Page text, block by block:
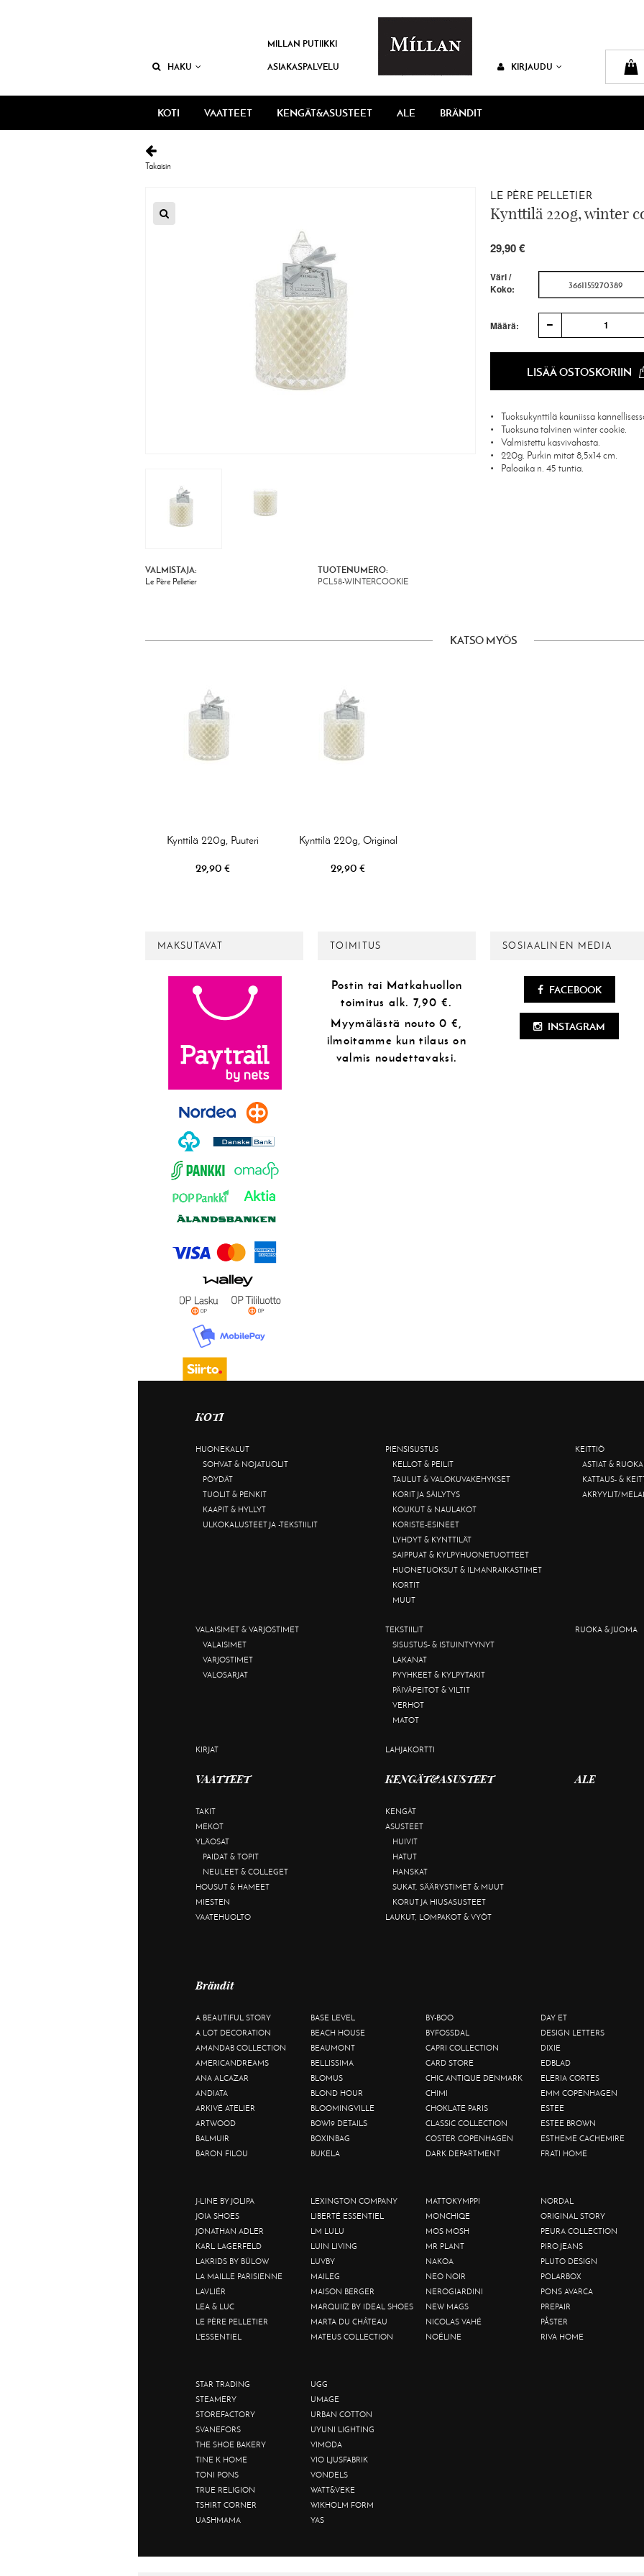
HAKU
MILLAN PUTIIKKI
ASIAKASPALVELU KIRJAUDU
KOTI VAATTEET KENGÄT&ASUSTEET ALE BRÄNDIT
Takaisin
LE PÈRE PELLETIER
Kynttilä 220g, winter
29,90 €
Väri /
Koko:
3661155270389
Määrä: 1
LISÄÄ OSTOSKORIIN
Tuoksukynttilä kauniissa
Tuoksuna talvinen winter cookie.
Valmistettu kasvivahasta.
220g. Purkin mitat 8,5x14 cm.
Paloaika n. 45 tuntia.
VALMISTAJA:
Le Père Pelletier
TUOTENUMERO:
PCL58-WINTERCOOKIE
KATSO MYÖS
Kynttilä 220g, Puuteri
29,90 €
Kynttilä 220g, Original
29,90 €
MAKSUTAVAT TOIMITUS
Postin tai Matkahuollon
toimitus alk. 7,90 €.
Myymälästä nouto 0 €,
ilmoitamme kun tilaus on
valmis noudettavaksi.
SOSIAALINEN MEDIA
FACEBOOK
INSTAGRAM
KOTI
HUONEKALUT
SOHVAT & NOJATUOLIT
PÖYDÄT
TUOLIT & PENKIT
KAAPIT & HYLLYT
ULKOKALUSTEET JA -TEKSTIILIT
PIENSISUSTUS
KELLOT & PEILIT
TAULUT & VALOKUVAKEHYKSET
KORIT JA SÄILYTYS
KOUKUT & NAULAKOT
KORISTE-ESINEET
LYHDYT & KYNTTILÄT
SAIPPUAT & KYLPYHUONETUOTTEET
HUONETUOKSUT & ILMANRAIKASTIMET
KORTIT
MUUT
KEITTIÖ
ASTIAT &
KATTAUS- &
AKRYYLIT/
VALAISIMET & VARJOSTIMET
VALAISIMET
VARJOSTIMET
VALOSARJAT
TEKSTIILIT
SISUSTUS- & ISTUINTYYNYT
LAKANAT
PYYHKEET & KYLPYTAKIT
PÄIVÄPEITOT & VILTIT
VERHOT
MATOT
RUOKA & JUOMA
KIRJAT LAHJAKORTTI
VAATTEET
TAKIT
MEKOT
YLÄOSAT
PAIDAT & TOPIT
NEULEET & COLLEGET
HOUSUT & HAMEET
MIESTEN
VAATEHUOLTO
KENGÄT&ASUSTEET
KENGÄT
ASUSTEET
HUIVIT
HATUT
HANSKAT
SUKAT, SÄÄRYSTIMET & MUUT
KORUT JA HIUSASUSTEET
LAUKUT, LOMPAKOT & VYÖT
ALE
Brändit
A BEAUTIFUL STORY
A LOT DECORATION
AMANDAB COLLECTION
AMERICANDREAMS
ANA ALCAZAR
ANDIATA
ARKIVÉ ATELIER
ARTWOOD
BALMUIR
BARON FILOU
BASE LEVEL
BEACH HOUSE
BEAUMONT
BELLISSIMA
BLOMUS
BLOND HOUR
BLOOMINGVILLE
BOW19 DETAILS
BOXINBAG
BUKELA
BY-BOO
BYFOSSDAL
CAPRI COLLECTION
CARD STORE
CHIC ANTIQUE DENMARK
CHIMI
CHOKLATE PARIS
CLASSIC COLLECTION
COSTER COPENHAGEN
DARK DEPARTMENT
DAY ET
DESIGN LETTERS
DIXIE
EDBLAD
ELERIA CORTES
EMM COPENHAGEN
ESTEE
ESTEE BROWN
ESTHEME CACHEMIRE
FRATI HOME
J-LINE BY JOLIPA
JOIA SHOES
JONATHAN ADLER
KARL LAGERFELD
LAKRIDS BY BÜLOW
LA MAILLE PARISIENNE
LAVLIÉR
LEA & LUC
LE PÈRE PELLETIER
L'ESSENTIEL
LEXINGTON COMPANY
LIBERTÉ ESSENTIEL
LM LULU
LUIN LIVING
LUVBY
MAILEG
MAISON BERGER
MARQUIIZ BY IDEAL SHOES
MARTA DU CHÂTEAU
MATEUS COLLECTION
MATTOKYMPPI
MONCHIQE
MOS MOSH
MR PLANT
NAKOA
NEO NOIR
NEROGIARDINI
NEW MAGS
NICOLAS VAHÉ
NOÉLINE
NORDAL
ORIGINAL STORY
PEURA COLLECTION
PIRO JEANS
PLUTO DESIGN
POLARBOX
PONS AVARCA
PREPAIR
PÅSTER
RIVA HOME
STAR TRADING
STEAMERY
STOREFACTORY
SVANEFORS
THE SHOE BAKERY
TINE K HOME
TONI PONS
TRUE RELIGION
TSHIRT CORNER
UASHMAMA
UGG
UMAGE
URBAN COTTON
UYUNI LIGHTING
VIMODA
VIO LJUSFABRIK
VONDELS
WATT&VEKE
WIKHOLM FORM
YAS